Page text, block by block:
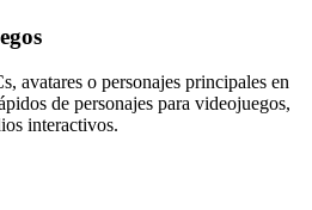
avatares o personajes principales en
de personajes para videojuegos,
interactivos.